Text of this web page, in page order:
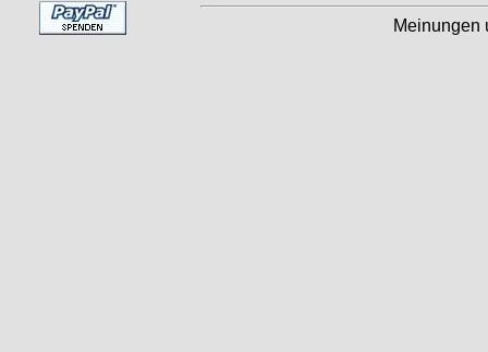
Meinungen